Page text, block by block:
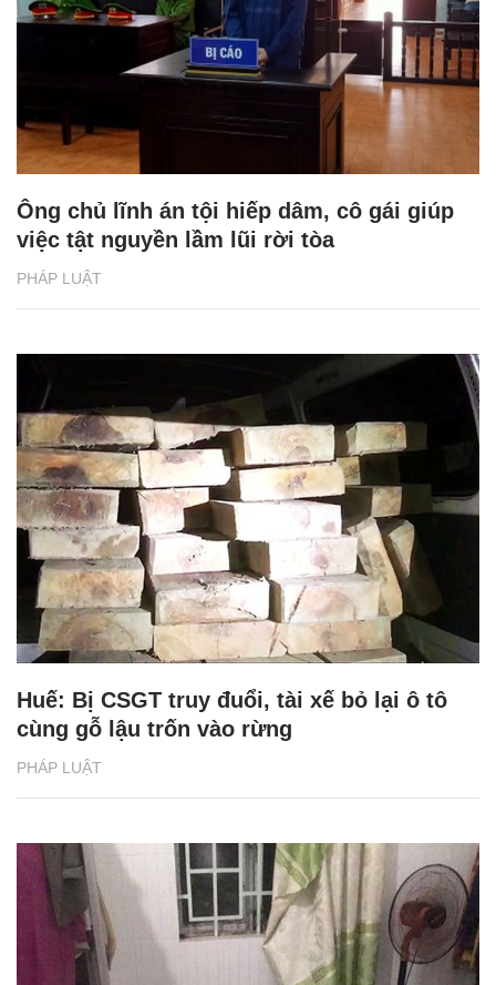
PHÁP LUẬT
Ông chủ lĩnh án tội hiếp dâm, cô gái giúp
việc tật nguyền lầm lũi rời tòa
PHÁP LUẬT
Huế: Bị CSGT truy đuổi, tài xế bỏ lại ô tô
cùng gỗ lậu trốn vào rừng